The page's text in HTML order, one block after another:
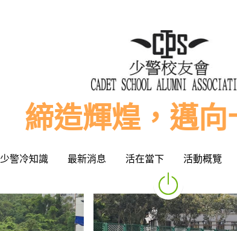
締造輝煌，邁向
少警冷知識 最新消息 活在當下 活動概覽
締造輝煌，邁向
少警冷知識 最新消息 活在當下 活動概覽